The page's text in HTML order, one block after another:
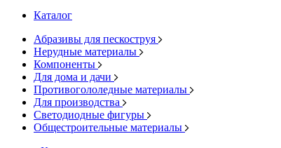
Каталог
Абразивы для пескоструя
Нерудные материалы
Компоненты
Для дома и дачи
Противогололедные материалы
Для производства
Светодиодные фигуры
Общестроительные материалы